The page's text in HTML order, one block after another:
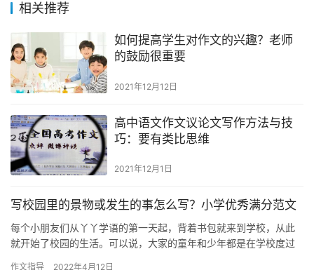
相关推荐
如何提高学生对作文的兴趣？老师
的鼓励很重要
2021年12月12日
高中语文作文议论文写作方法与技
巧：要有类比思维
2021年12月1日
写校园里的景物或发生的事怎么写？小学优秀满分范文
每个小朋友们从丫丫学语的第一天起，背着书包就来到学校，从此
就开始了校园的生活。可以说，大家的童年和少年都是在学校度过
作文指导 2022年4月12日